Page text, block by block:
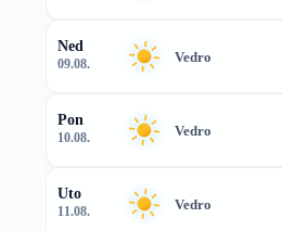
Ned
09.08. Vedro
Pon
10.08. Vedro
Uto
11.08. Vedro